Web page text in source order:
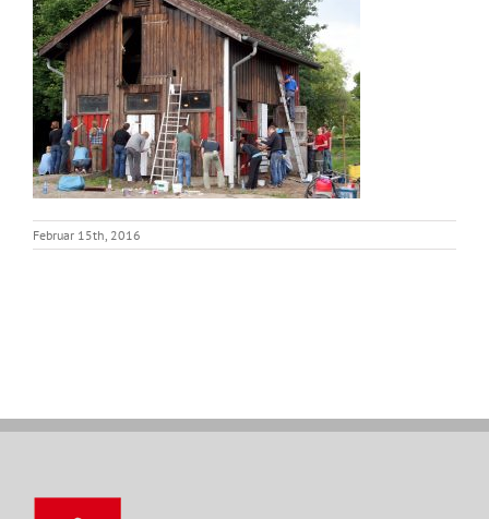
Februar 15th, 2016